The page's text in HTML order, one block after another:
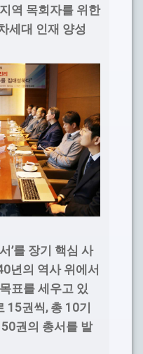
역 목회자를 위한
세대 인재 양성
’를 장기 핵심 사
년의 역사 위에서
표를 세우고 있
15권씩, 총 10기
권의 총서를 발